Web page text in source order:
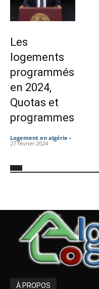
Les
logements
programmés
en 2024,
Quotas et
programmes
Logement en algérie -
27 février 2024
À PROPOS